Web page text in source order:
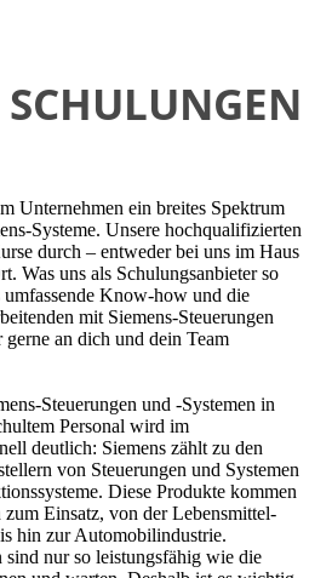
Unternehmen ein breites Spektrum
Systeme. Unsere hochqualifizierten
durch – entweder bei uns im Haus
Was uns als Schulungsanbieter so
umfassende Know-how und die
mit Siemens-Steuerungen
an dich und dein Team
Steuerungen und -Systemen in
Personal wird im
deutlich: Siemens zählt zu den
von Steuerungen und Systemen
Diese Produkte kommen
Einsatz, von der Lebensmittel-
hin zur Automobilindustrie.
nur so leistungsfähig wie die